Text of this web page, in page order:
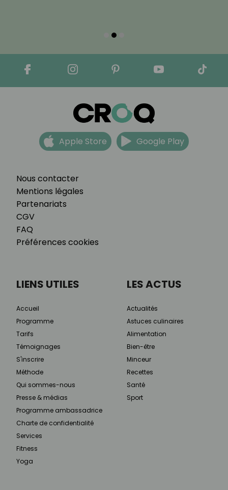
Nous contacter
Mentions légales
Partenariats
CGV
FAQ
Préférences cookies
Apple Store Google Play
LIENS UTILES
Accueil
Programme
Tarifs
Témoignages
S'inscrire
Méthode
Qui sommes-nous
Presse & médias
Programme ambassadrice
Charte de confidentialité
Services
Fitness
Yoga
LES ACTUS
Actualités
Astuces culinaires
Alimentation
Bien-être
Minceur
Recettes
Santé
Sport